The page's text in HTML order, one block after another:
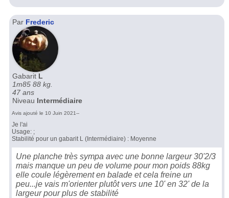
Par Frederic
Gabarit L
1m85 88 kg.
47 ans
Niveau Intermédiaire
Avis ajouté le 10 Juin 2021--
Je l'ai
Usage: ;
Stabilité pour un gabarit L (Intermédiaire) : Moyenne
Une planche très sympa avec une bonne largeur 30'2/3
mais manque un peu de volume pour mon poids 88kg
elle coule légèrement en balade et cela freine un
peu...je vais m'orienter plutôt vers une 10' en 32' de la
largeur pour plus de stabilité